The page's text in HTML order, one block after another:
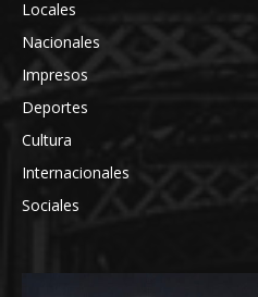
Locales
Nacionales
Impresos
Deportes
Cultura
Internacionales
Sociales